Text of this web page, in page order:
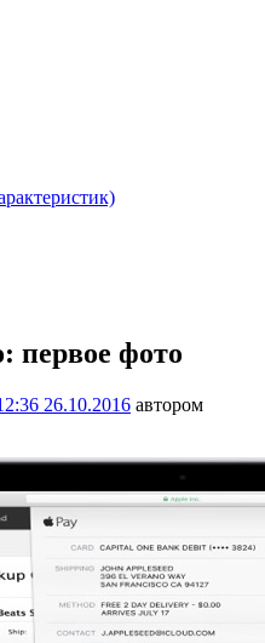
первое фото
26.10.2016 автором